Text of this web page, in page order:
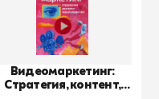
Видеомаркетинг:
Стратегия, контент,